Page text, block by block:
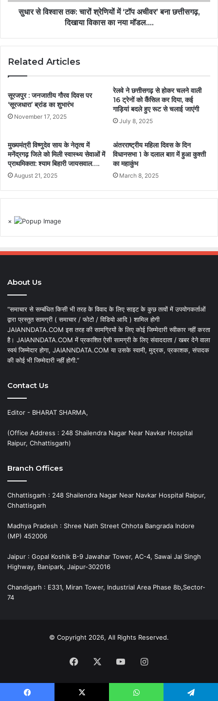
सुधार से विश्वास तक: चारों श्रेणियों में ‘टॉप अचीवर’ बना छत्तीसगढ़,
दिखाया विकास का नया मॉडल….
Related Articles
सूरजपुर : जनजातीय गौरव दिवस पर
‘सूरजधारा’ ब्रांड का शुभारंभ
November 17, 2025
रेलवे ने छत्तीसगढ़ से होकर चलने वाली
16 ट्रेनों को कैंसिल कर दिया, कई
गाड़ियां बदले हुए रूट से चलाई जाएंगी
July 8, 2025
मुख्यमंत्री विष्णुदेव साय के नेतृत्व में
मनेंद्रगढ़ जिले को मिली स्वास्थ्य सेवाओं में
प्राथमिकता: श्याम बिहारी जायसवाल….
August 21, 2025
अंतरराष्ट्रीय महिला दिवस के दिन
विधानसभा 1 के दलाल बाग़ में हुआ कुश्ती
का महाकुंभ
March 8, 2025
×
About Us
“समाचार से सम्बंधित किसी भी तरह के विवाद के लिए साइट के कुछ तत्वों में उपयोगकर्ताओं
द्वारा प्रस्तुत सामग्री ( समाचार / फोटो / विडियो आदि ) शामिल होगी
JAIANNDATA.COM इस तरह की सामग्रियों के लिए कोई जिम्मेदारी स्वीकार नहीं करता
है। JAIANNDATA.COM में प्रकाशित ऐसी सामग्री के लिए संवाददाता / खबर देने वाला
स्वयं जिम्मेदार होगा, JAIANNDATA.COM या उसके स्वामी, मुद्रक, प्रकाशक, संपादक
की कोई भी जिम्मेदारी नहीं होगी.”
Contact Us
Editor - BHARAT SHARMA,
(Office Address : 248 Shailendra Nagar Near Navkar Hospital
Raipur, Chhattisgarh)
Branch Offices
Chhattisgarh : 248 Shailendra Nagar Near Navkar Hospital Raipur,
Chhattisgarh
Madhya Pradesh : Shree Nath Street Chhota Bangrada Indore
(MP) 452006
Jaipur : Gopal Koshik B-9 Jawahar Tower, AC-4, Sawai Jai Singh
Highway, Banipark, Jaipur-302016
Chandigarh : E331, Miran Tower, Industrial Area Phase 8b,Sector-
74
© Copyright 2026, All Rights Reserved.
Facebook YouTubeInstagram